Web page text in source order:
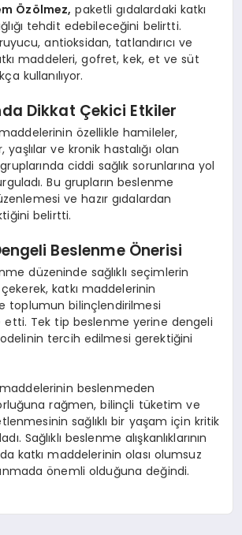
Özölmez, paketli gıdalardaki katkı
tehdit edebileceğini belirtti.
antioksidan, tatlandırıcı ve
maddeleri, gofret, kek, et ve süt
kullanılıyor.
Dikkat Çekici Etkiler
özellikle hamileler,
ve kronik hastalığı olan
ciddi sağlık sorunlarına yol
Bu grupların beslenme
ve hazır gıdalardan
belirtti.
Beslenme Önerisi
düzeninde sağlıklı seçimlerin
katkı maddelerinin
toplumun bilinçlendirilmesi
Tek tip beslenme yerine dengeli
tercih edilmesi gerektiğini
beslenmeden
rağmen, bilinçli tüketim ve
sağlıklı bir yaşam için kritik
Sağlıklı beslenme alışkanlıklarının
katkı maddelerinin olası olumsuz
önemli olduğuna değindi.